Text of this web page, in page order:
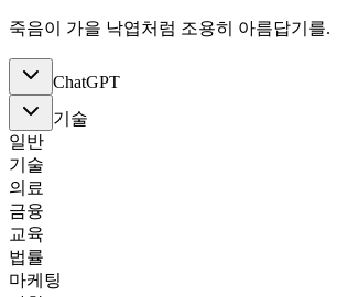
죽음이 가을 낙엽처럼 조용히 아름답기를.
ChatGPT
기술
일반
기술
의료
금융
교육
법률
마케팅